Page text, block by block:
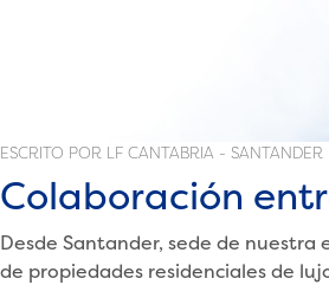
ESCRITO POR LF CANTABRIA -
Colaboración
Desde Santander, sede de
de propiedades residenciales de